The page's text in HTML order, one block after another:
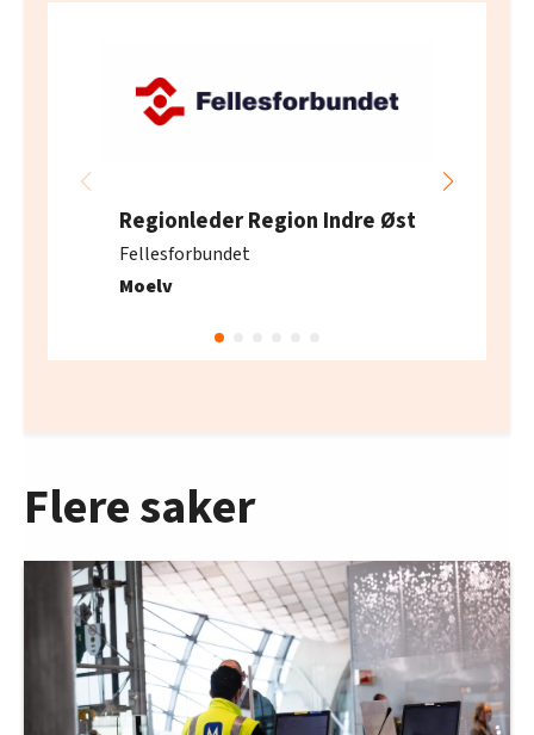
Regionleder Region Indre Øst
Fellesforbundet
Moelv
Flere saker